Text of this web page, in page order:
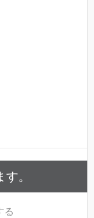
。
る